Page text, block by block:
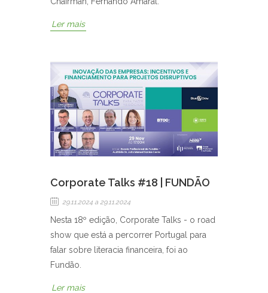
Ler mais
Corporate Talks #18 | FUNDÃO
29.11.2024 a 29.11.2024
Nesta 18º edição, Corporate Talks - o road
show que está a percorrer Portugal para
falar sobre literacia financeira, foi ao
Fundão.
Ler mais